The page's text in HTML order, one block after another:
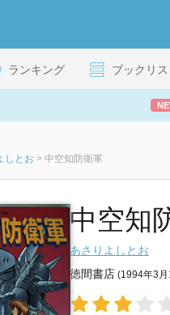
ランキング ブックリス
しとお > 中空知防衛軍
中空知
あさりよしとお
徳間書店 (1994年3